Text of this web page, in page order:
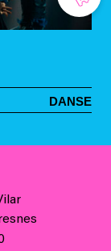
DANSE